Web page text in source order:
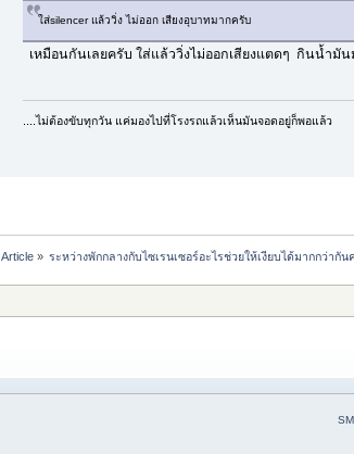
ใส่silencer แล้ววิ่ง ไม่ออก เสียงอุบาทมากครับ
เหมือนกันเลยครับ ใส่แล้ววิ่งไม่ออกเสียงแตดๆ กินน้ำมั
....ไม่ต้องขับทุกวัน แค่มองไปที่โรงรถแล้วเห็นมันจอดอยู่ก็พอแล้ว
Article » ระหว่างพักกลางกับไซเรนเซอร์อะไรช่วยให้เงียบได้มากกว่ากัน